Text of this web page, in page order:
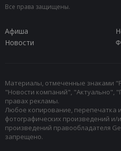
Все права защищены.
Афиша
Новости
Материалы, отмеченные знаками
"Новости компаний", "Актуально",
правах рекламы.
Любое копирование, перепечатка
фотографических произведений и/
произведений правообладателя
запрещено.